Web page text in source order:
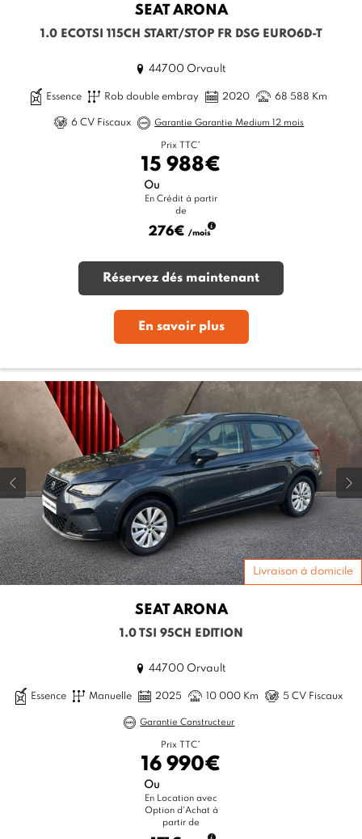
SEATARONA
1.0 ECOTSI 115CH START/STOP FR DSG EURO6D-T
44700 Orvault
Essence Rob double embray 2020 68 588 Km
6 CV Fiscaux Garantie Garantie Medium 12 mois
Prix TTC*
15 988€
Ou
En Crédit à partir
de
276€ /mois
Réservez dés maintenant
En savoir plus
Livraison à domicile
SEATARONA
1.0 TSI 95CH EDITION
44700 Orvault
Essence Manuelle 2025 10 000 Km 5 CV Fiscaux
Garantie Constructeur
Prix TTC*
16 990€
Ou
En Location avec
Option d'Achat à
partir de